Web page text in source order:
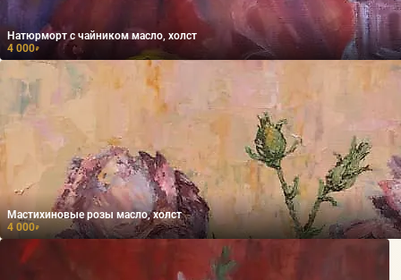
Натюрморт с чайником масло, холст
4 000₽
Мастихиновые розы масло, холст
4 000₽